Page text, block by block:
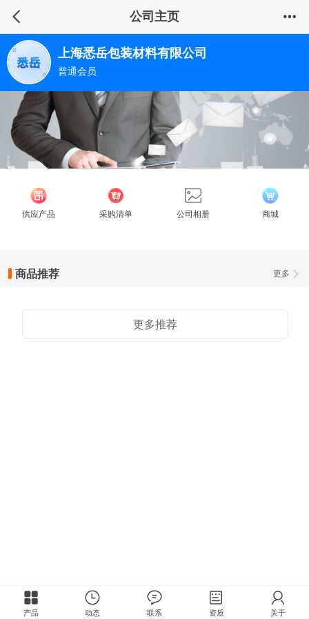
公司主页
上海悉岳包装材料有限公司
普通会员
供应产品 采购清单 公司相册 商城
更多
商品推荐
更多推荐
产品 动态 联系 资质 关于